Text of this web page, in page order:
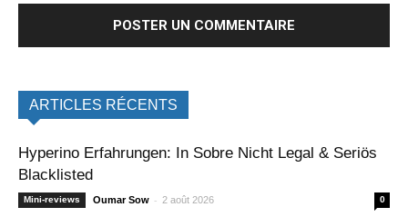
ARTICLES RÉCENTS
Hyperino Erfahrungen: In Sobre Nicht Legal & Seriös
Blacklisted
Mini-reviews Oumar Sow - 2 août 2026 0